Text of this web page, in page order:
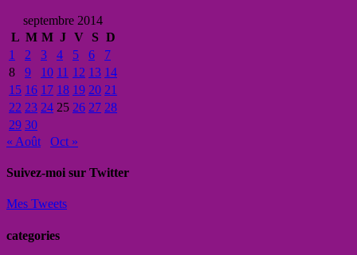
septembre 2014
L M M J V S D
1
2 3 4 5 6
7
8
9 10 11 12 13 14
15 16 17 18 19 20 21
22 23 24 25 26 27 28
29 30
« Août
Oct »
Suivez-moi sur Twitter
Mes Tweets
categories